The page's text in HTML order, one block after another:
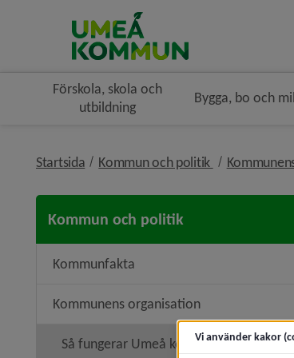
Förskola, skola och
utbildning
Bygga, bo och
Startsida Kommun och politik nivå i
Kommun och politik
Kommunfakta
Kommunens organisation
Så fungerar Umeå kommunVi använder kakor